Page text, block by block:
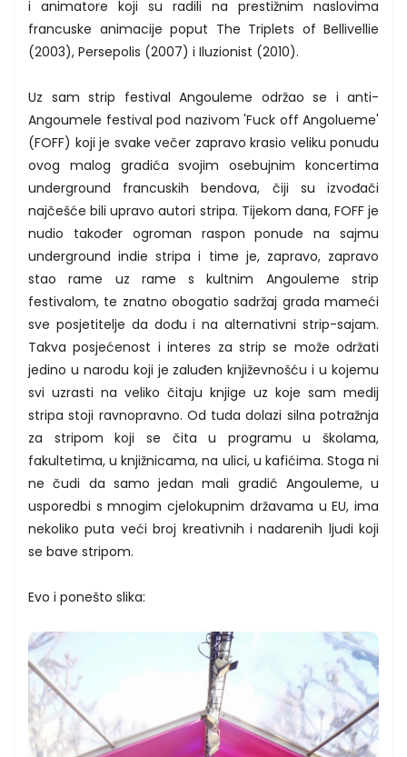
i animatore koji su radili na prestižnim naslovima
francuske animacije poput The Triplets of Bellivellie
(2003), Persepolis (2007) i Iluzionist (2010).
Uz sam strip festival Angouleme održao se i anti-
Angoumele festival pod nazivom 'Fuck off Angolueme'
(FOFF) koji je svake večer zapravo krasio veliku ponudu
ovog malog gradića svojim osebujnim koncertima
underground francuskih bendova, čiji su izvođači
najčešće bili upravo autori stripa. Tijekom dana, FOFF je
nudio također ogroman raspon ponude na sajmu
underground indie stripa i time je, zapravo, zapravo
stao rame uz rame s kultnim Angouleme strip
festivalom, te znatno obogatio sadržaj grada mameći
sve posjetitelje da dođu i na alternativni strip-sajam.
Takva posjećenost i interes za strip se može održati
jedino u narodu koji je zaluđen književnošću i u kojemu
svi uzrasti na veliko čitaju knjige uz koje sam medij
stripa stoji ravnopravno. Od tuda dolazi silna potražnja
za stripom koji se čita u programu u školama,
fakultetima, u knjižnicama, na ulici, u kafićima. Stoga ni
ne čudi da samo jedan mali gradić Angouleme, u
usporedbi s mnogim cjelokupnim državama u EU, ima
nekoliko puta veći broj kreativnih i nadarenih ljudi koji
se bave stripom.
Evo i ponešto slika: